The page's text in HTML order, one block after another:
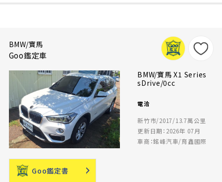
BMW/寶馬
Goo鑑定車
BMW/寶馬 X1 Series
sDrive/0cc
電洽
新竹市/2017/13.7萬公里
更新日期：2026年 07月
車商：銘峰汽車/育鑫國際
Goo鑑定書